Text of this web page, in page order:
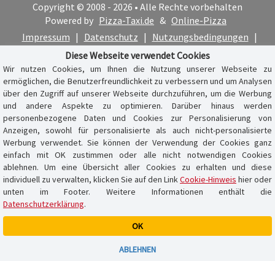
Warenkorb ist leer
Copyright © 2008 - 2026 • Alle Rechte vorbehalten
Powered by Pizza-Taxi.de & Online-Pizza
Impressum | Datenschutz | Nutzungsbedingungen |
Cookie-Hinweis
Diese Webseite verwendet Cookies
Wir nutzen Cookies, um Ihnen die Nutzung unserer Webseite zu
ermöglichen, die Benutzerfreundlichkeit zu verbessern und um Analysen
über den Zugriff auf unserer Webseite durchzuführen, um die Werbung
und andere Aspekte zu optimieren. Darüber hinaus werden
personenbezogene Daten und Cookies zur Personalisierung von
Anzeigen, sowohl für personalisierte als auch nicht-personalisierte
Werbung verwendet. Sie können der Verwendung der Cookies ganz
einfach mit OK zustimmen oder alle nicht notwendigen Cookies
ablehnen. Um eine Übersicht aller Cookies zu erhalten und diese
individuell zu verwalten, klicken Sie auf den LinkCookie-Hinweis hier oder
unten im Footer. Weitere Informationen enthält die
Datenschutzerklärung.
OK
ABLEHNEN